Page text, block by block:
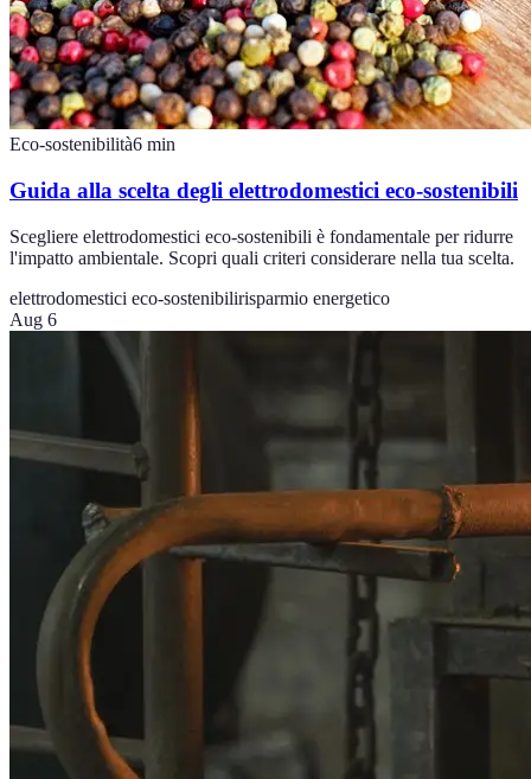
Eco-sostenibilità6 min
Guida alla scelta degli elettrodomestici eco-sostenibili
Scegliere elettrodomestici eco-sostenibili è fondamentale per ridurre
l'impatto ambientale. Scopri quali criteri considerare nella tua scelta.
elettrodomestici eco-sostenibilirisparmio energetico
Aug 6